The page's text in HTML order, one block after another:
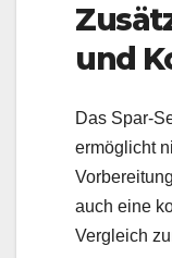
und
Das Spar-
ermöglicht
auch eine
Vergleich